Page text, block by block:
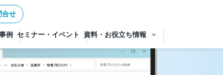
合せ
例 セミナー・イベント 資料・お役立ち情報